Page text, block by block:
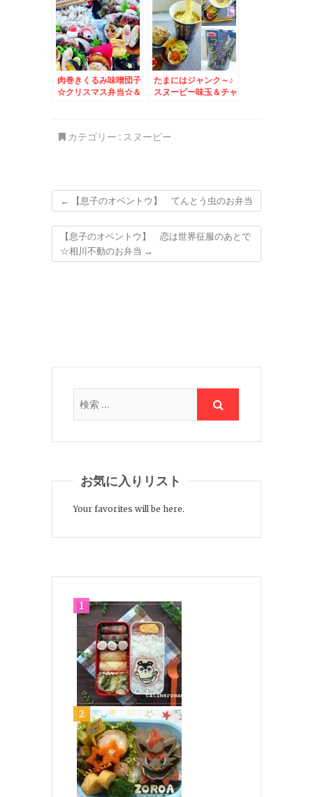
肉巻きくるみ味噌団子
☆クリスマス弁当☆＆
たまにはジャンク～♪
スヌーピー味玉＆チャ
カテゴリー : スヌーピー
← 【息子のオベントウ】 てんとう虫のお弁当
【息子のオベントウ】 恋は世界征服のあとで
☆相川不動のお弁当 →
お気に入りリスト
Your favorites will be here.